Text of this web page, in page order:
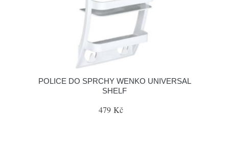
POLICE DO SPRCHY WENKO UNIVERSAL
SHELF
479 Kč